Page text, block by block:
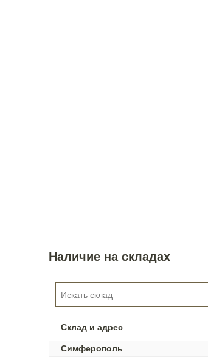
Наличие на складах
Склад и адрес
Симферополь